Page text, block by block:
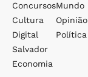
Concursos
Cultura
Digital
Salvador
Economia
Mundo
Opinião
Política